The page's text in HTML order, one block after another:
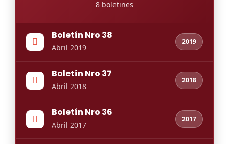
8 boletines
Boletín Nro 38
Abril 2019
2019
Boletín Nro 37
Abril 2018
2018
Boletín Nro 36
Abril 2017
2017